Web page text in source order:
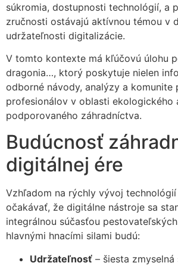
súkromia, dostupnosti technológií, a
zručnosti ostávajú aktívnou témou v
udržateľnosti digitalizácie.
V tomto kontexte má kľúčovú úlohu
dragonia…, ktorý poskytuje nielen
odborné návody, analýzy a komunite
profesionálov v oblasti ekologického
podporovaného záhradníctva.
Budúcnosť
digitálnej ére
Vzhľadom na rýchly vývoj
očakávať, že digitálne nástroje sa
integrálnou súčasťou
hlavnými hnacími silami budú:
Udržateľnosť – šiesta